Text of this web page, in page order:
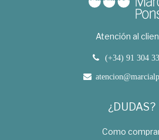
Atención al
(+34) 91 304
¿DUDAS?
Como